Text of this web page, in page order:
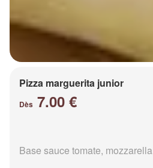
Pizza marguerita junior
Dès 7.00 €
Base sauce tomate, mozzarella